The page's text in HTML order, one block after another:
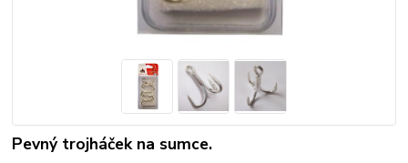
Pevný trojháček na sumce.